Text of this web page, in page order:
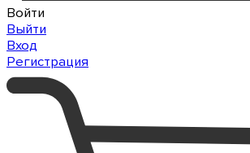
Войти
Выйти
Вход
Регистрация